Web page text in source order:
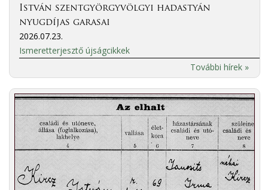
István szentgyörgyvölgyi hadastyán
nyugdíjas garasai
2026.07.23.
Ismeretterjesztő újságcikkek
További hírek »